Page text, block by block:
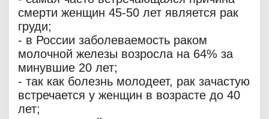
смерти женщин 45-50 лет является рак
груди;
- в России заболеваемость раком
молочной железы возросла на 64% за
минувшие 20 лет;
- так как болезнь молодеет, рак зачастую
встречается у женщин в возрасте до 40
лет;